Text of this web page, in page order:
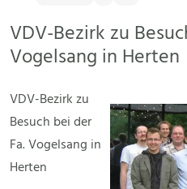
VDV-Bezirk zu
Vogelsang in Herten
VDV-Bezirk zu
Besuch bei der
Fa. Vogelsang in
Herten